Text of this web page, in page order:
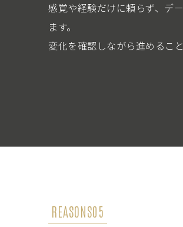
感覚や経験だけに頼らず、デ
ます。
変化を確認しながら進めるこ
REASONS05